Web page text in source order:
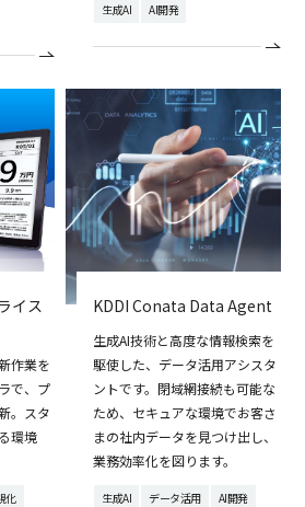
生成AI AI開発
イス
作業を
で、プ
。スタ
環境
化
KDDI Conata Data Agent
生成AI技術と高度な情報検索を
駆使した、データ活用アシスタ
ントです。閉域網接続も可能な
ため、セキュアな環境でお客さ
まの社内データを見つけ出し、
業務効率化を図ります。
生成AI データ活用
AI開発